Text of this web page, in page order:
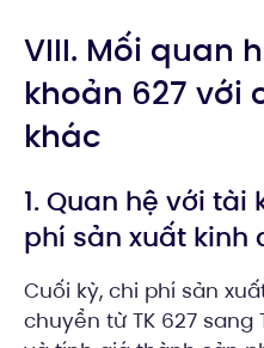
VIII. Mối quan
khoản 627 với
khác
1. Quan hệ với tài
phí sản xuất kinh
Cuối kỳ, chi phí sản
chuyển từ TK 627 sang